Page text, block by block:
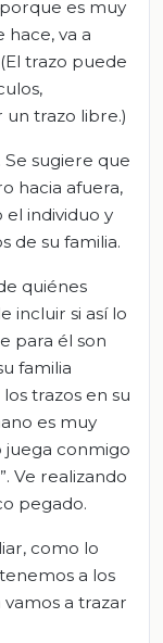
es muy
hace, va a
trazo puede
trazo libre.)
sugiere que
hacia afuera,
el individuo y
de su familia.
quiénes
incluir si así lo
para él son
familia
trazos en su
es muy
juega conmigo
Ve realizando
pegado.
como lo
a los
a trazar